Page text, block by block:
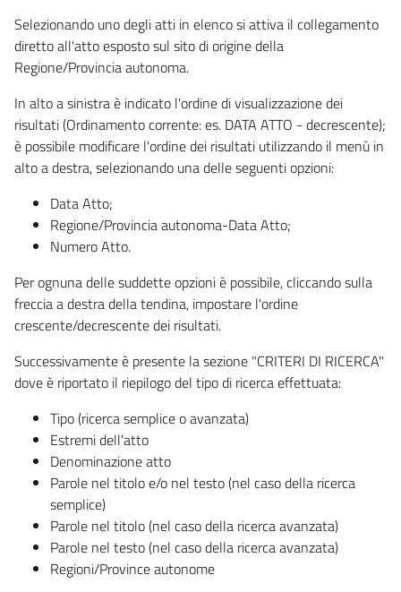
Selezionando uno degli atti in elenco si attiva il collegamento
diretto all'atto esposto sul sito di origine della
Regione/Provincia autonoma.
In alto a sinistra è indicato l'ordine di visualizzazione dei
risultati (Ordinamento corrente: es. DATA ATTO - decrescente);
è possibile modificare l'ordine dei risultati utilizzando il menù in
alto a destra, selezionando una delle seguenti opzioni:
Data Atto;
Regione/Provincia autonoma-Data Atto;
Numero Atto.
Per ognuna delle suddette opzioni è possibile, cliccando sulla
freccia a destra della tendina, impostare l'ordine
crescente/decrescente dei risultati.
Successivamente è presente la sezione "CRITERI DI RICERCA"
dove è riportato il riepilogo del tipo di ricerca effettuata:
Tipo (ricerca semplice o avanzata)
Estremi dell'atto
Denominazione atto
Parole nel titolo e/o nel testo (nel caso della ricerca
semplice)
Parole nel titolo (nel caso della ricerca avanzata)
Parole nel testo (nel caso della ricerca avanzata)
Regioni/Province autonome